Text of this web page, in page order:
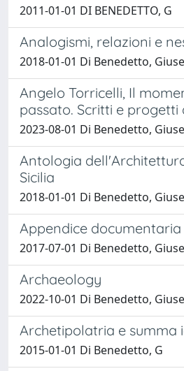
2011-01-01 DI BENEDETTO, G
Analogismi, relazioni e
2018-01-01 Di Benedetto,
Angelo Torricelli, Il
passato. Scritti e
2023-08-01 Di Benedetto,
Antologia
Sicilia
2018-01-01 Di Benedetto,
Appendice documentaria
2017-07-01 Di Benedetto,
Archaeology
2022-10-01 Di Benedetto,
Archetipolatria e summa
2015-01-01 Di Benedetto, G